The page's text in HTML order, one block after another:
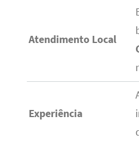
Atendimento Local
Experiência